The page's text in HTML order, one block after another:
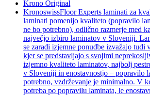
Krono Original
KronoswissFloor Experts laminati za
laminati pomenijo kvaliteto (popravilo
ne bo potrebno), odlično razmerje med
največjo izbiro laminatov v Sloveniji.
se zaradi izjemne ponudbe izvažajo tudi
kjer se predstavljajo s svojimi
izjemno kvaliteto laminatov, najbolj
v Sloveniji in enostavnostjo – popravilo
potrebno, vzdrževanje je minimalno. V
potreba po popravilu laminata, le